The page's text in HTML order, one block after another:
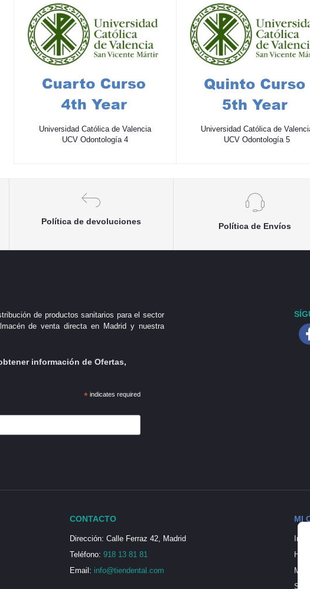
Universidad Católica de Valencia
UCV Odontología 4
Universidad Católica de
UCV Odontología 5
Política de devoluciones
Política de Envíos
de productos sanitarios para el sector
de venta directa en Madrid y nuestra
información de Ofertas,
* indicates required
CONTACTO
Dirección: Calle Ferraz 42, Madrid
Teléfono: 918 13 81 81
Email: info@tiendental.com
MI
Mi